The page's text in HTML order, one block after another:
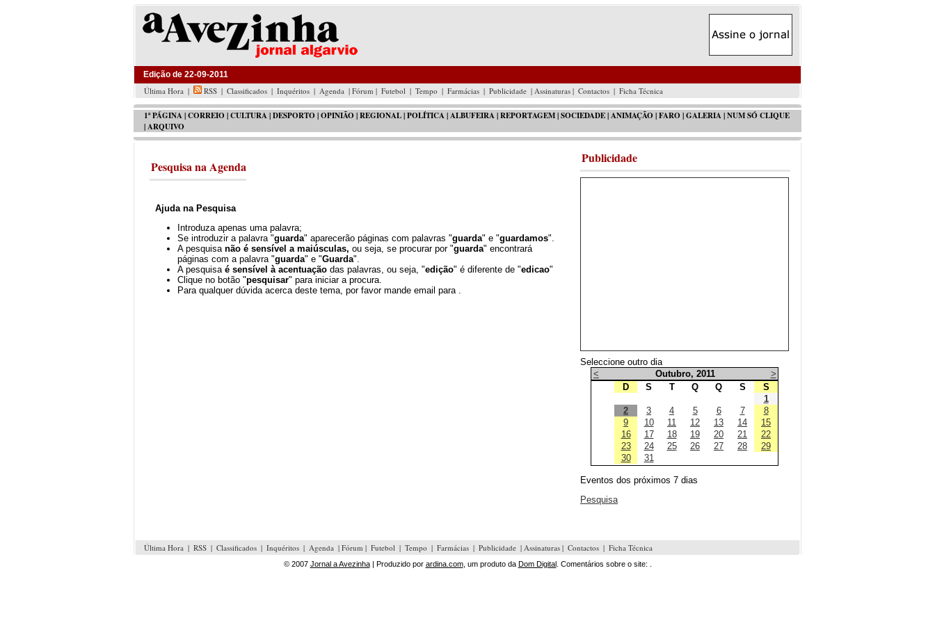
Edição de 22-09-2011
Última Hora | RSS | Classificados | Inquéritos | Agenda | Fórum | Futebol | Tempo | Farmácias | Publicidade | Assinaturas | Contactos | Ficha Técnica
1ª PÁGINA|CORREIO |CULTURA|DESPORTO |OPINIÃO |REGIONAL|POLÍTICA|ALBUFEIRA| REPORTAGEM |SOCIEDADE|ANIMAÇÃO | FARO |GALERIA|NUM SÓ CLIQUE
|ARQUIVO
Pesquisa na Agenda
Ajuda na Pesquisa
Introduza apenas uma palavra;
Se introduzir a palavra "guarda" aparecerão páginas com palavras "guarda" e "guardamos".
A pesquisa não é sensível a maiúsculas, ou seja, se procurar por "guarda" encontrará
páginas com a palavra "guarda" e "Guarda".
A pesquisa é sensível à acentuação das palavras, ou seja, "edição" é diferente de "edicao"
Clique no botão "pesquisar" para iniciar a procura.
Para qualquer dúvida acerca deste tema, por favor mande email para .
Publicidade
Seleccione outro dia
<
Outubro, 2011
>
D
S T Q Q S
S
1
2
3 4 5 6 7
8
9
10 11 12 13 14
15
16
17 18 19 20 21
22
23
24 25 26 27 28
29
30
31
Eventos dos próximos 7 dias
Pesquisa
Última Hora | RSS | Classificados | Inquéritos | Agenda | Fórum | Futebol | Tempo | Farmácias | Publicidade | Assinaturas | Contactos | Ficha Técnica
© 2007 Jornal a Avezinha| Produzido por ardina.com, um produto da Dom Digital. Comentários sobre o site: .